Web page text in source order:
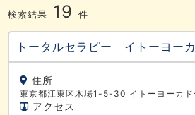
検索結果 19件
トータルセラピー イトーヨー
住所
東京都江東区木場1-5-30 イトーヨーカド
アクセス